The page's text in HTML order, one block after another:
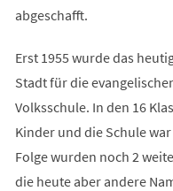
abgeschafft.
Erst 1955 wurde das
Stadt für die
Volksschule. In den 16
Kinder und die Schule
Folge wurden noch 2
die heute aber andere